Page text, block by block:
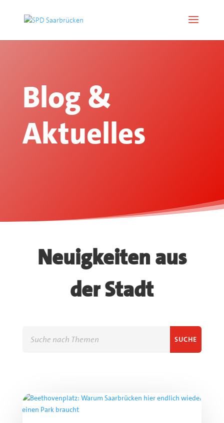
Blog &
Aktuelles
Neuigkeiten aus
der Stadt